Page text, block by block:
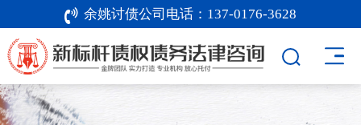
余姚讨债公司电话： 137-0176-3628